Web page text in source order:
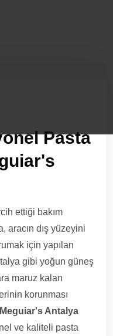
Pasta
ettiği bakım
aracın dış yüzeyini
için yapılan
gibi yoğun güneş
maruz kalan
korunması
Meguiar's Antalya
ve kaliteli pasta